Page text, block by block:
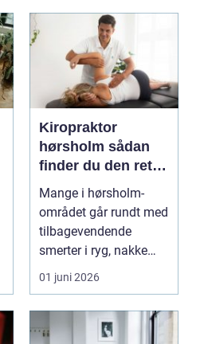
Kiropraktor
hørsholm sådan
finder du den rette
behandling i
nordsjælland
Mange i hørsholm-
området går rundt med
tilbagevendende
smerter i ryg, nakke
eller hoved uden at få
d...
01 juni 2026